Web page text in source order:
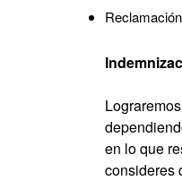
en lo que
consideres